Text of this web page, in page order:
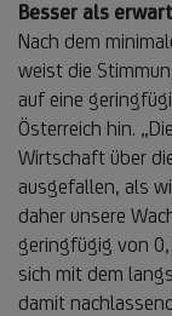
Besser als
Nach dem
weist die
auf eine
Österreich hin.
Wirtschaft über
ausgefallen, als
daher unsere
geringfügig von
sich mit dem
damit